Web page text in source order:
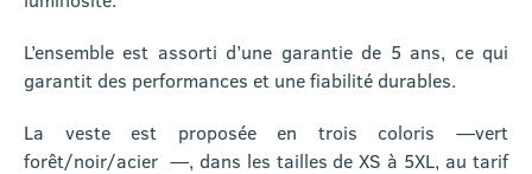
L’ensemble est assorti d’une garantie de 5 ans, ce qui
garantit des performances et une fiabilité durables.
La veste est proposée en trois coloris —vert
forêt/noir/acier —, dans les tailles de XS à 5XL, au tarif